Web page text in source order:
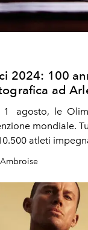
2024: 100
ad
1 agosto, le
mondiale.
atleti
(di cui 4
vi propone il
tutti i marchi